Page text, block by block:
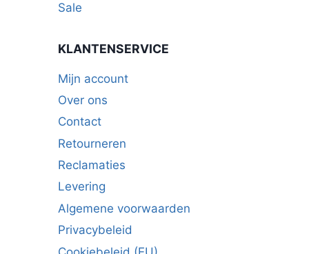
Sale
KLANTENSERVICE
Mijn account
Over ons
Contact
Retourneren
Reclamaties
Levering
Algemene voorwaarden
Privacybeleid